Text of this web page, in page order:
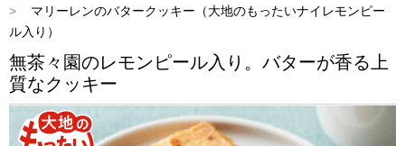
マリーレンのバタークッキー（大地のもったいナイレモンピー
ル入り）
無茶々園のレモンピール入り。バターが香る上
質なクッキー